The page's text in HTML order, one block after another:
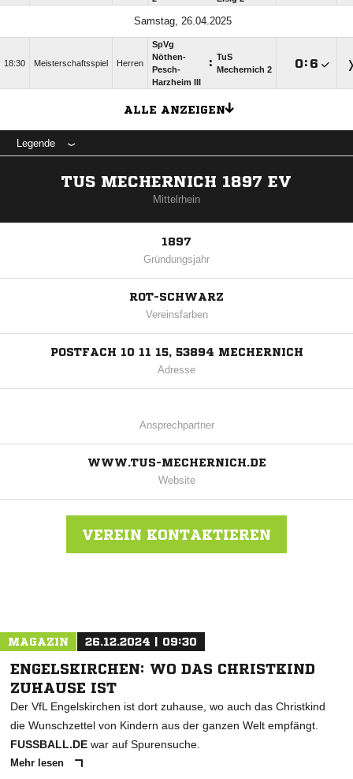
Samstag, 26.04.2025
18:30 Meisterschaftsspiel Herren
SpVg
Nöthen-
Pesch-
Harzheim III
: TuS
Mechernich 2
: 
ALLE ANZEIGEN
Legende
TUS MECHERNICH 1897 EV
Mittelrhein
1897
Gründungsjahr
ROT-SCHWARZ
Vereinsfarben
POSTFACH 10 11 15, 53894 MECHERNICH
Adresse
Ansprechpartner
WWW.TUS-MECHERNICH.DE
Website
VEREIN KONTAKTIEREN
MAGAZIN 26.12.2024 | 09:30
ENGELSKIRCHEN: WO DAS CHRISTKIND
ZUHAUSE IST
Der VfL Engelskirchen ist dort zuhause, wo auch das Christkind
die Wunschzettel von Kindern aus der ganzen Welt empfängt.
FUSSBALL.DE war auf Spurensuche.
Mehr lesen